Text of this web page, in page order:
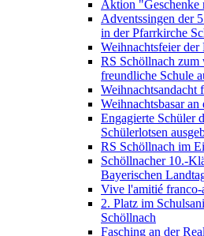
Aktion "Geschenke
Adventssingen der
in der Pfarrkirche
Weihnachtsfeier der
RS Schöllnach
freundliche Schule
Weihnachtsandacht
Weihnachtsbasar
Engagierte Schüler
Schülerlotsen
RS Schöllnach im
Schöllnacher 10.-
Bayerischen
Vive l'amitié franco-
2. Platz im
Schöllnach
Fasching an der